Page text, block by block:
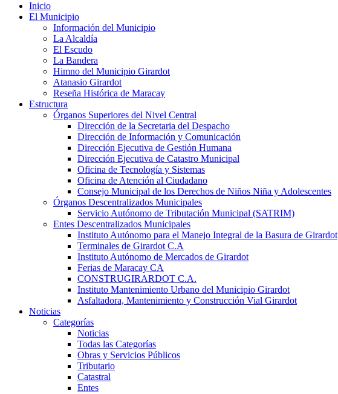
Inicio
El Municipio
Información del Municipio
La Alcaldía
El Escudo
La Bandera
Himno del Municipio Girardot
Atanasio Girardot
Reseña Histórica de Maracay
Estructura
Órganos Superiores del Nivel Central
Dirección de la Secretaria del Despacho
Dirección de Información y Comunicación
Dirección Ejecutiva de Gestión Humana
Dirección Ejecutiva de Catastro Municipal
Oficina de Tecnología y Sistemas
Oficina de Atención al Ciudadano
Consejo Municipal de los Derechos de Niños Niña y Adolescentes
Órganos Descentralizados Municipales
Servicio Autónomo de Tributación Municipal (SATRIM)
Entes Descentralizados Municipales
Instituto Autónomo para el Manejo Integral de la Basura de Girardot
Terminales de Girardot C.A
Instituto Autónomo de Mercados de Girardot
Ferias de Maracay CA
CONSTRUGIRARDOT C.A.
Instituto Mantenimiento Urbano del Municipio Girardot
Asfaltadora, Mantenimiento y Construcción Vial Girardot
Noticias
Categorías
Noticias
Todas las Categorías
Obras y Servicios Públicos
Tributario
Catastral
Entes